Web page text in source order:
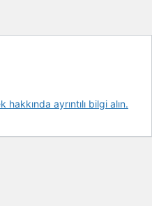
ayrıntılı bilgi alın.